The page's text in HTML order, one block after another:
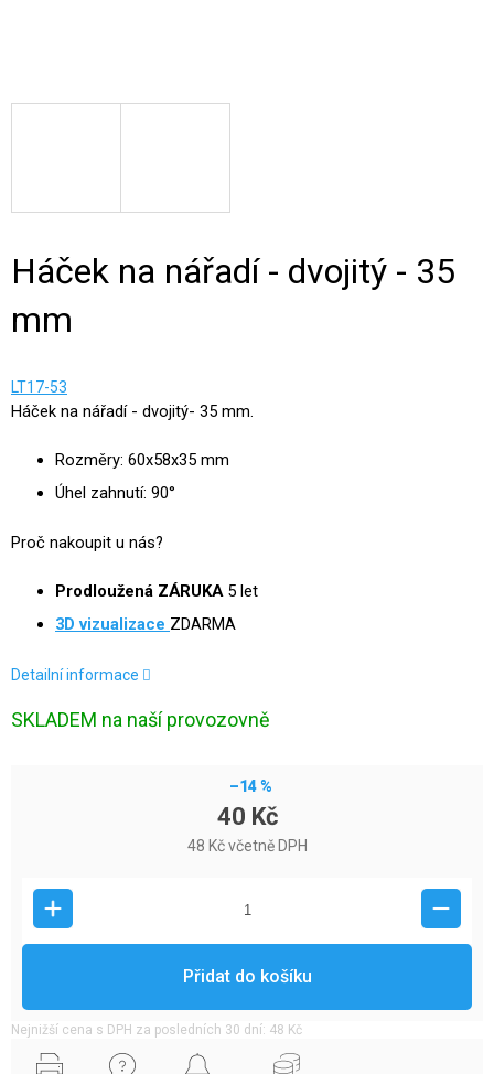
Háček na nářadí - dvojitý - 35
mm
LT17-53
Háček na nářadí - dvojitý- 35 mm.
Rozměry: 60x58x35 mm
Úhel zahnutí: 90°
Proč nakoupit u nás?
Prodloužená ZÁRUKA5 let
3D vizualizace ZDARMA
Detailní informace
SKLADEM na naší provozovně
–14 %
40 Kč
48 Kč včetně DPH
Přidat do košíku
Nejnižší cena s DPH za posledních 30 dní: 48 Kč